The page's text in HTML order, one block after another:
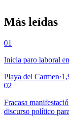
Más leídas
01
Inicia paro laboral
Playa del Carmen·
02
Fracasa
discurso político